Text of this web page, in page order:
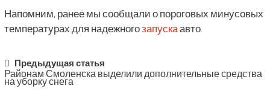
Напомним, ранее мы сообщали о пороговых минусовых
температурах для надежногозапускаавто.
Post
navigation
Предыдущая статья
Районам Смоленска выделили дополнительные средства
на уборку снега